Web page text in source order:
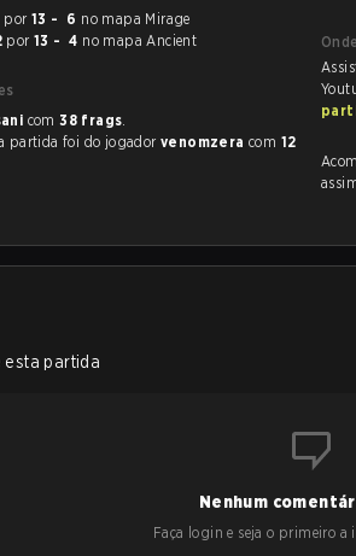
por 13 - 6 no mapa Mirage
por 13 - 4 no mapa Ancient
com38 frags.
partida foi do jogador venomzera com 12
esta partida
Nenhum
Faça login e seja o primeiro a